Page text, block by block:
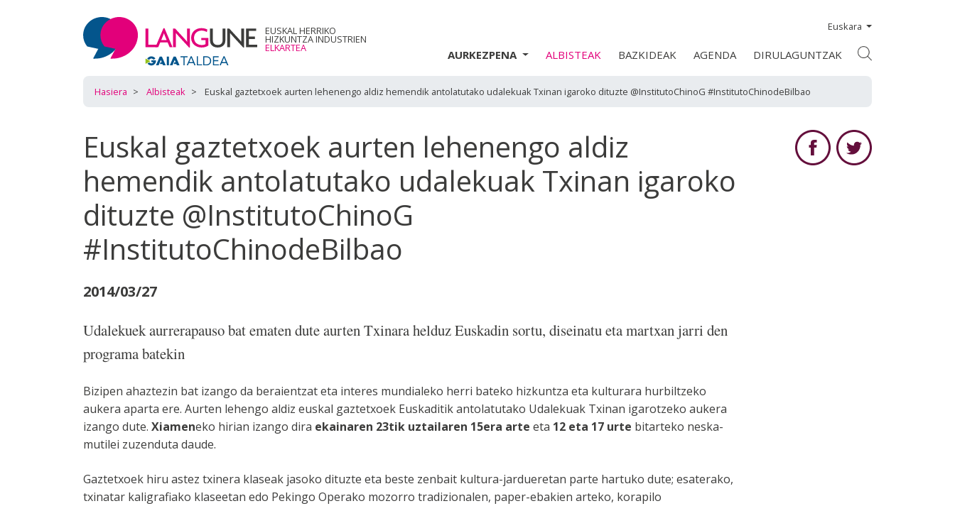
EUSKAL HERRIKO
HIZKUNTZA INDUSTRIEN
ELKARTEA
Euskara
AURKEZPENA ALBISTEAK BAZKIDEAK AGENDA DIRULAGUNTZAK
Hasiera Albisteak Euskal gaztetxoek aurten lehenengo aldiz hemendik antolatutako udalekuak Txinan igaroko dituzte @InstitutoChinoG #InstitutoChinodeBilbao
Euskal gaztetxoek aurten lehenengo aldiz
hemendik antolatutako udalekuak Txinan igaroko
dituzte @InstitutoChinoG
#InstitutoChinodeBilbao
2014/03/27
Udalekuek aurrerapauso bat ematen dute aurten Txinara helduz Euskadin sortu, diseinatu eta martxan jarri den
programa batekin
Bizipen ahaztezin bat izango da beraientzat eta interes mundialeko herri bateko hizkuntza eta kulturara hurbiltzeko
aukera aparta ere. Aurten lehengo aldiz euskal gaztetxoek Euskaditik antolatutako Udalekuak Txinan igarotzeko aukera
izango dute. Xiameneko hirian izango dira ekainaren 23tik uztailaren 15era arte eta 12 eta 17 urte bitarteko neska-
mutilei zuzenduta daude.
Gaztetxoek hiru astez txinera klaseak jasoko dituzte eta beste zenbait kultura-jardueretan parte hartuko dute; esaterako,
txinatar kaligrafiako klaseetan edo Pekingo Operako mozorro tradizionalen, paper-ebakien arteko, korapilo